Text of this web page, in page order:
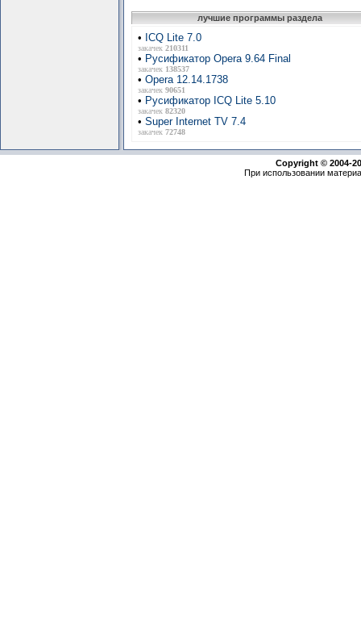
лучшие программы раздела
• ICQ Lite 7.0
закачек 210311
• Русификатор Opera 9.64 Final
закачек 138537
• Opera 12.14.1738
закачек 90651
• Русификатор ICQ Lite 5.10
закачек 82320
• Super Internet TV 7.4
закачек 72748
Copyright © 2004-
При использовании